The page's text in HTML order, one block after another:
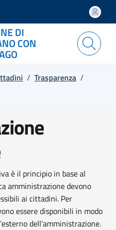
DI
CON
/ Trasparenza /
è il principio in base al
amministrazione devono
ai cittadini. Per
essere disponibili in modo
dell’amministrazione.